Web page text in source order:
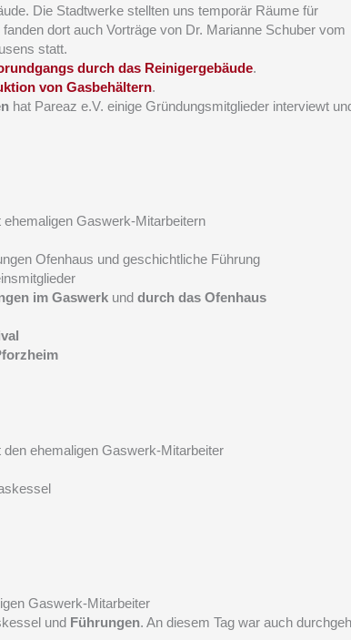
Die Stadtwerke stellten uns temporär Räume für
dort auch Vorträge von Dr. Marianne Schuber vom
statt.
durch das Reinigergebäude.
von Gasbehältern.
hat Pareaz e.V. einige Gründungsmitglieder interviewt
Gaswerk-Mitarbeitern
Ofenhaus und geschichtliche Führung
im Gaswerk und durch das Ofenhaus
ehemaligen Gaswerk-Mitarbeiter
Gaswerk-Mitarbeiter
und Führungen. An diesem Tag war auch